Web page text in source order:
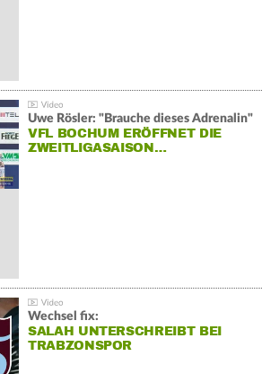
Uwe Rösler: "Brauche dieses Adrenalin"
VFL BOCHUM ERÖFFNET DIE
ZWEITLIGASAISON…
Wechsel fix:
SALAH UNTERSCHREIBT BEI
TRABZONSPOR